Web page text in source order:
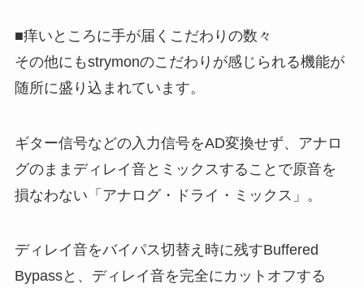
■痒いところに手が届くこだわりの数々
その他にもstrymonのこだわりが感じられる機能が
随所に盛り込まれています。
ギター信号などの入力信号をAD変換せず、アナロ
グのままディレイ音とミックスすることで原音を
損なわない「アナログ・ドライ・ミックス」。
ディレイ音をバイパス切替え時に残すBuffered
Bypassと、ディレイ音を完全にカットオフする